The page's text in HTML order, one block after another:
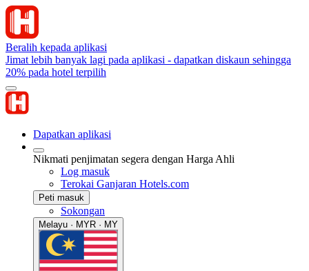
Beralih kepada aplikasi
Jimat lebih banyak lagi pada aplikasi - dapatkan diskaun sehingga
20% pada hotel terpilih
Dapatkan aplikasi
Nikmati penjimatan segera dengan Harga Ahli
Log masuk
Terokai Ganjaran Hotels.com
Peti masuk
Sokongan
Melayu · MYR · MY